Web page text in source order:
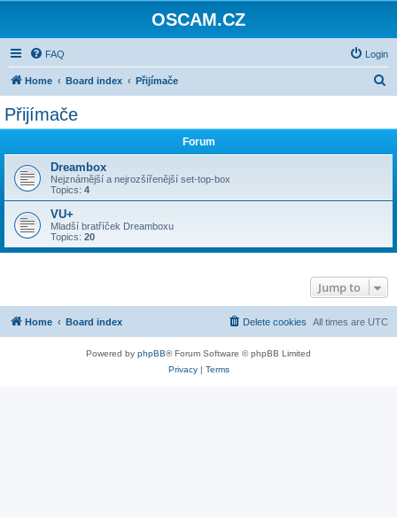
OSCAM.CZ
FAQ Login
Home Board index Přijímače
Přijímače
Forum
Dreambox
Nejznámější a nejrozšířenější set-top-box
Topics: 4
VU+
Mladší bratříček Dreamboxu
Topics: 20
Jump to
Home Board index All times are UTC
Delete cookies
Powered by phpBB® Forum Software © phpBB Limited
Privacy| Terms